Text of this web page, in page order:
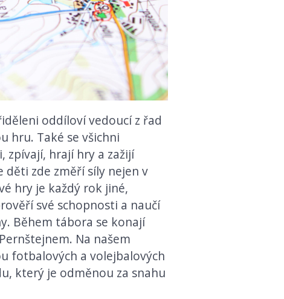
oddíloví vedoucí z řad
hru. Také se všichni
zpívají, hrají hry a zažijí
zde změří síly nejen v
hry je každý rok jiné,
své schopnosti a naučí
Během tábora se konají
Na našem
fotbalových a volejbalových
který je odměnou za snahu